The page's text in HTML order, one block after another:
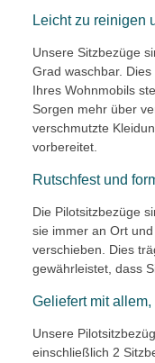
Leicht zu reinigen
Unsere Sitzbezüge
Grad waschbar.
Ihres Wohnmobils
Sorgen mehr über
verschmutzte
vorbereitet.
Rutschfest und
Die Pilotsitzbezüge
sie immer an Ort
verschieben. Dies
gewährleistet, dass
Geliefert mit
Unsere
einschließlich 2